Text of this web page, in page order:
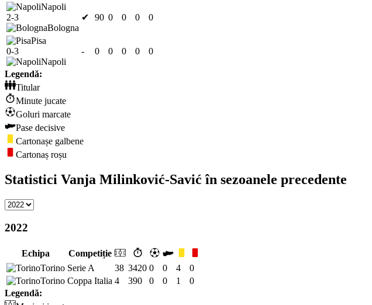
Napoli
2-3
Bologna
✔ 90 0 0 0 0
Pisa
0-3
Napoli
- 0 0 0 0 0
Legendă:
Titular
Minute jucate
Goluri marcate
Pase decisive
Cartonașe galbene
Cartonaș roșu
Statistici Vanja Milinković-Savić în sezoanele precedente
2022
Echipa
Competiție
Torino Serie A 38 3420 0 0 4
0
Torino Coppa Italia 4 390 0 0 1
0
Legendă: